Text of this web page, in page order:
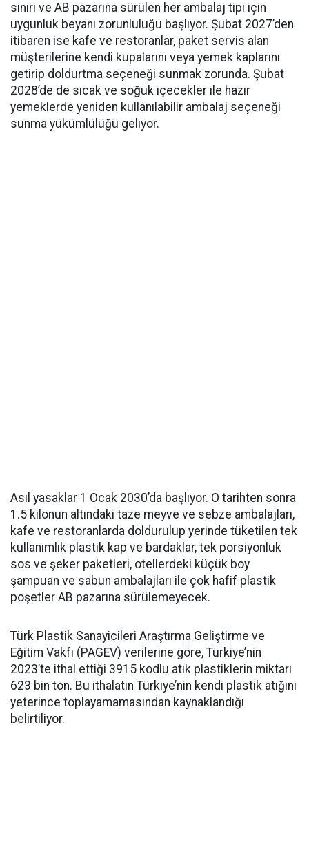
sınırı ve AB pazarına sürülen her ambalaj tipi için
uygunluk beyanı zorunluluğu başlıyor. Şubat 2027’den
itibaren ise kafe ve restoranlar, paket servis alan
müşterilerine kendi kupalarını veya yemek kaplarını
getirip doldurtma seçeneği sunmak zorunda. Şubat
2028’de de sıcak ve soğuk içecekler ile hazır
yemeklerde yeniden kullanılabilir ambalaj seçeneği
sunma yükümlülüğü geliyor.
Asıl yasaklar 1 Ocak 2030’da başlıyor. O tarihten sonra
1.5 kilonun altındaki taze meyve ve sebze ambalajları,
kafe ve restoranlarda doldurulup yerinde tüketilen tek
kullanımlık plastik kap ve bardaklar, tek porsiyonluk
sos ve şeker paketleri, otellerdeki küçük boy
şampuan ve sabun ambalajları ile çok hafif plastik
poşetler AB pazarına sürülemeyecek.
Türk Plastik Sanayicileri Araştırma Geliştirme ve
Eğitim Vakfı (PAGEV) verilerine göre, Türkiye’nin
2023’te ithal ettiği 3915 kodlu atık plastiklerin miktarı
623 bin ton. Bu ithalatın Türkiye’nin kendi plastik atığını
yeterince toplayamamasından kaynaklandığı
belirtiliyor.